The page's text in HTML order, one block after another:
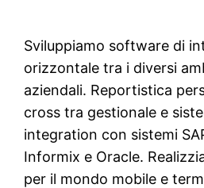
Sviluppiamo software di
orizzontale tra i diversi
aziendali. Reportistica
cross tra gestionale e
integration con sistemi
Informix e Oracle.
per il mondo mobile e